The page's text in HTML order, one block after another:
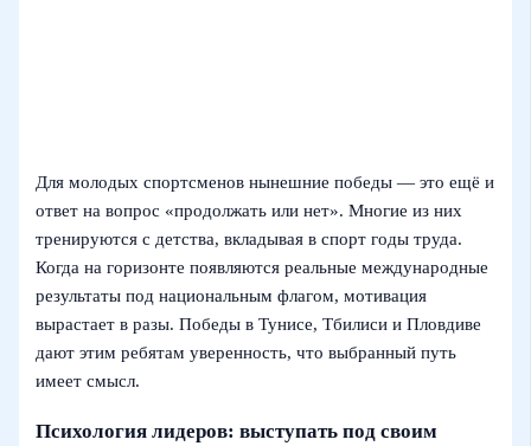
Для молодых спортсменов нынешние победы — это ещё и
ответ на вопрос «продолжать или нет». Многие из них
тренируются с детства, вкладывая в спорт годы труда.
Когда на горизонте появляются реальные международные
результаты под национальным флагом, мотивация
вырастает в разы. Победы в Тунисе, Тбилиси и Пловдиве
дают этим ребятам уверенность, что выбранный путь
имеет смысл.
Психология лидеров: выступать под своим